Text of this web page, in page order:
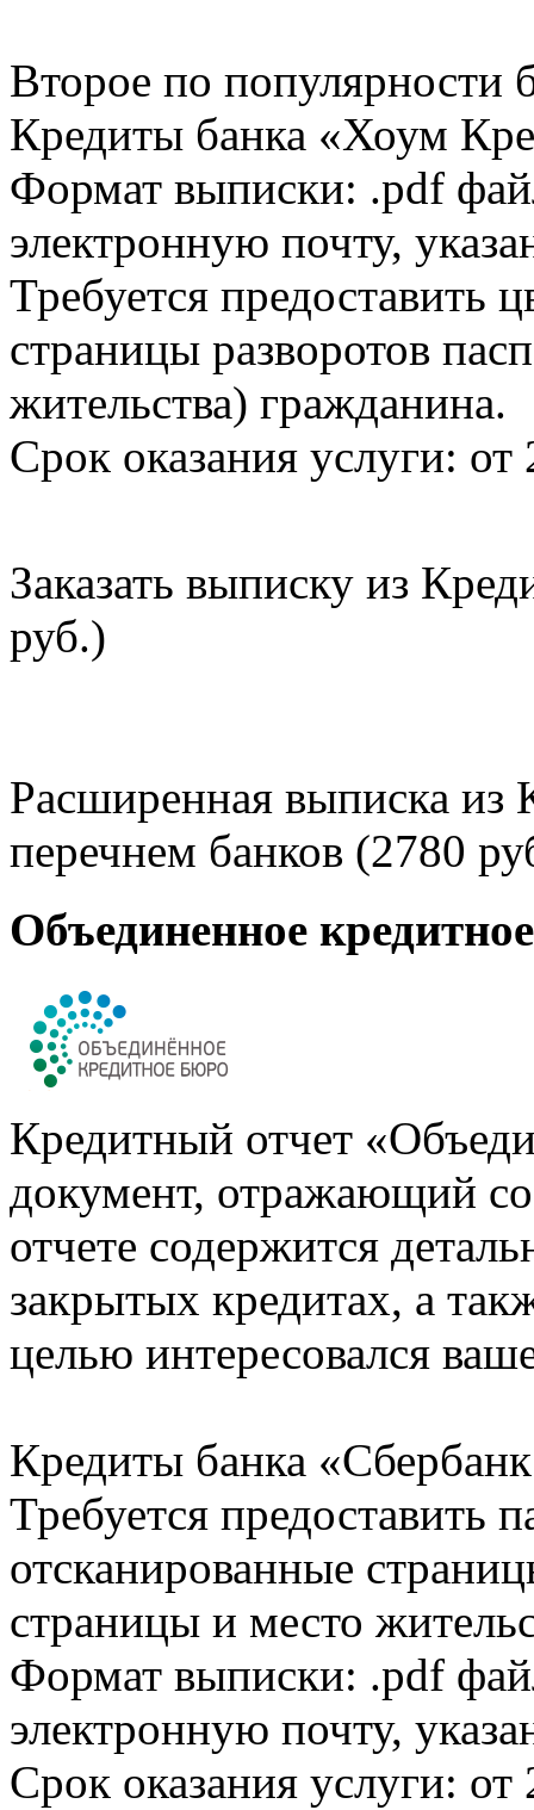
Второе по популярности
Кредиты банка «Хоум
Формат выписки: .pdf
электронную почту,
Требуется предоставить
страницы разворотов
жительства) гражданина.
Срок оказания услуги: от
Заказать выписку из
руб.)
Расширенная выписка из
перечнем банков (2780
Объединенное
Кредитный отчет
документ, отражающий
отчете содержится
закрытых кредитах, а
целью интересовался
Кредиты банка
Требуется предоставить
отсканированные
страницы и место
Формат выписки: .pdf
электронную почту,
Срок оказания услуги: от